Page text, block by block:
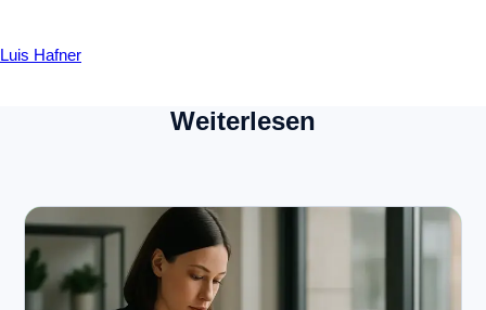
Luis Hafner
Weiterlesen